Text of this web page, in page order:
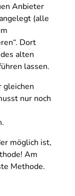
Anbieter
(alle
Dort
alten
lassen.
gleichen
nur noch
möglich ist,
Am
Methode.